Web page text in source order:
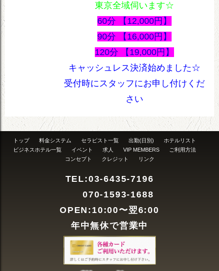
東京全域伺います☆
60分 【12,000円】
90分 【16,000円】
120分 【19,000円】
キャッシュレス決済始めました☆
受付時にスタッフにお申し付けくだ
さい
トップ 料金システム セラピスト一覧 出勤(日別)
ホテルリスト
ビジネスホテル一覧
イベント 求人 VIP MEMBERS
ご利用方法
コンセプト
クレジット リンク
TEL:03-6435-7196
070-1593-1688
OPEN:10:00〜翌6:00
年中無休で営業中